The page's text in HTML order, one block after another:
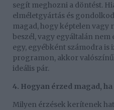
segít meghozni a döntést.
elméletgyártás és
magad, hogy képtelen
beszél, vagy egyáltalán
egy, egyébként számodra is
programon, akkor
ideális pár.
4. Hogyan érzed magad,
Milyen érzések kerítenek